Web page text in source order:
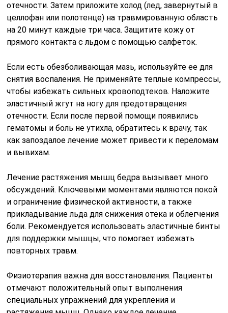
отечности. Затем приложите холод (лед, завернутый в
целлофан или полотенце) на травмированную область
на 20 минут каждые три часа. Защитите кожу от
прямого контакта с льдом с помощью салфеток.
Если есть обезболивающая мазь, используйте ее для
снятия воспаления. Не применяйте теплые компрессы,
чтобы избежать сильных кровоподтеков. Наложите
эластичный жгут на ногу для предотвращения
отечности. Если после первой помощи появились
гематомы и боль не утихла, обратитесь к врачу, так
как запоздалое лечение может привести к переломам
и вывихам.
Лечение растяжения мышц бедра вызывает много
обсуждений. Ключевыми моментами являются покой
и ограничение физической активности, а также
прикладывание льда для снижения отека и облегчения
боли. Рекомендуется использовать эластичные бинты
для поддержки мышцы, что помогает избежать
повторных травм.
Физиотерапия важна для восстановления. Пациенты
отмечают положительный опыт выполнения
специальных упражнений для укрепления и